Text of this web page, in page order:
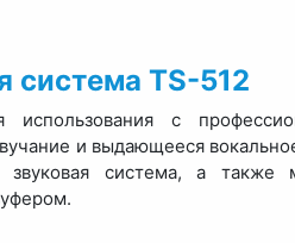
система TS-512
использования с
и выдающееся
система, а также